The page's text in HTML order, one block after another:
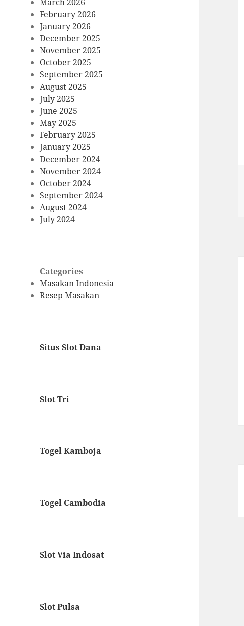
February 2026
January 2026
December 2025
November 2025
October 2025
September 2025
August 2025
July 2025
June 2025
May 2025
February 2025
January 2025
December 2024
November 2024
October 2024
September 2024
August 2024
July 2024
Categories
Masakan Indonesia
Resep Masakan
Situs Slot Dana
Slot Tri
Togel Kamboja
Togel Cambodia
Slot Via Indosat
Slot Pulsa